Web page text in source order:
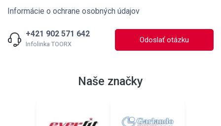
Informácie o ochrane osobných údajov
+421 902 571 642
Infolinka TOORX Odoslať otázku
Naše značky